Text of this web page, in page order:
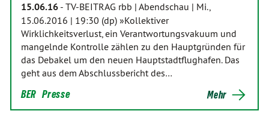
15.06.16 - TV-BEITRAG rbb | Abendschau | Mi.,
15.06.2016 | 19:30 (dp) »Kollektiver
Wirklichkeitsverlust, ein Verantwortungsvakuum und
mangelnde Kontrolle zählen zu den Hauptgründen für
das Debakel um den neuen Hauptstadtflughafen. Das
geht aus dem Abschlussbericht des…
BER Presse Mehr